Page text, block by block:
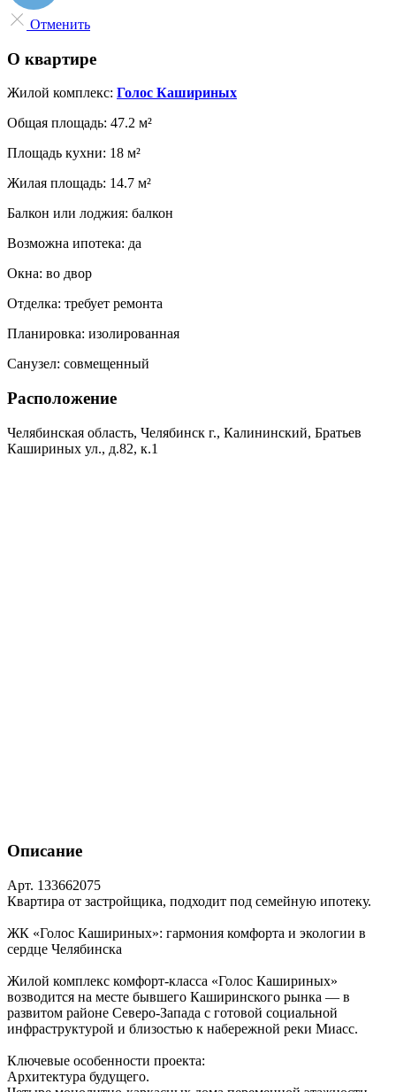
Отменить
О квартире
Жилой комплекс: Голос Кашириных
Общая площадь: 47.2 м²
Площадь кухни: 18 м²
Жилая площадь: 14.7 м²
Балкон или лоджия: балкон
Возможна ипотека: да
Окна: во двор
Отделка: требует ремонта
Планировка: изолированная
Санузел: совмещенный
Расположение
Челябинская область, Челябинск г., Калининский, Братьев
Кашириных ул., д.82, к.1
Описание
Арт. 133662075
Квартира от застройщика, подходит под семейную ипотеку.
ЖК «Голос Кашириных»: гармония комфорта и экологии в
сердце Челябинска
Жилой комплекс комфорт‑класса «Голос Кашириных»
возводится на месте бывшего Каширинского рынка — в
развитом районе Северо‑Запада с готовой социальной
инфраструктурой и близостью к набережной реки Миасс.
Ключевые особенности проекта:
Архитектура будущего.